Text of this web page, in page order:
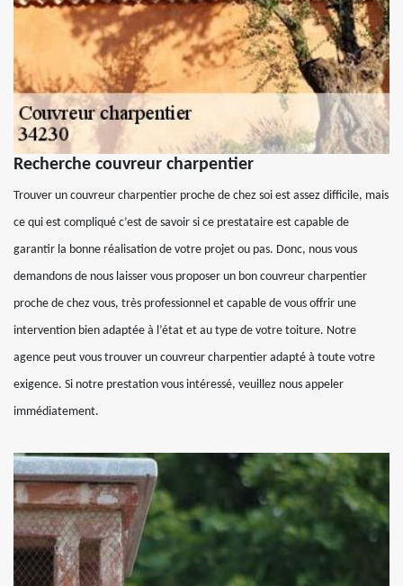
Recherche couvreur charpentier
Trouver un couvreur charpentier proche de chez soi est assez difficile, mais
ce qui est compliqué c’est de savoir si ce prestataire est capable de
garantir la bonne réalisation de votre projet ou pas. Donc, nous vous
demandons de nous laisser vous proposer un bon couvreur charpentier
proche de chez vous, très professionnel et capable de vous offrir une
intervention bien adaptée à l’état et au type de votre toiture. Notre
agence peut vous trouver un couvreur charpentier adapté à toute votre
exigence. Si notre prestation vous intéressé, veuillez nous appeler
immédiatement.